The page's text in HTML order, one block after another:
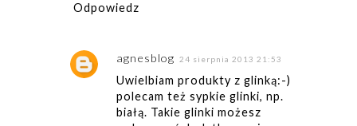
Odpowiedz
agnesblog 24 sierpnia 2013 21:53
Uwielbiam produkty z glinką:-)
polecam też sypkie glinki, np.
białą. Takie glinki możesz